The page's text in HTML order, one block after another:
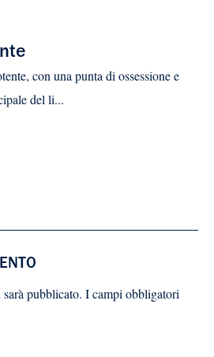
con una punta di ossessione e
del li...
pubblicato. I campi obbligatori